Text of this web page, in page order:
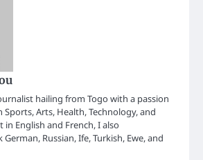
hailing from Togo with a passion
Arts, Health, Technology, and
in English and French, I also
Russian, Ife, Turkish, Ewe, and